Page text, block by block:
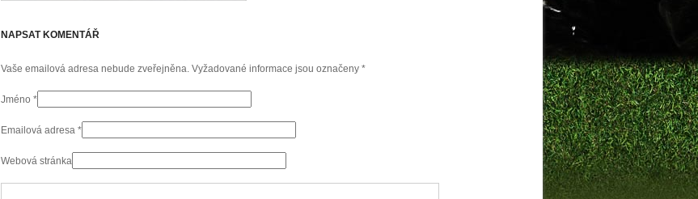
NAPSAT KOMENTÁŘ
Vaše emailová adresa nebude zveřejněna. Vyžadované informace jsou označeny *
Jméno *
Emailová adresa *
Webová stránka